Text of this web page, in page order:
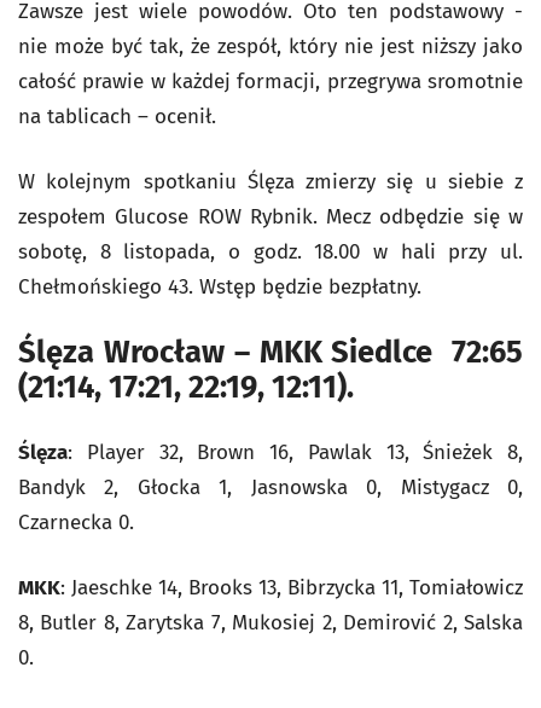
Zawsze jest wiele powodów. Oto ten podstawowy -
nie może być tak, że zespół, który nie jest niższy jako
całość prawie w każdej formacji, przegrywa sromotnie
na tablicach – ocenił.
W kolejnym spotkaniu Ślęza zmierzy się u siebie z
zespołem Glucose ROW Rybnik. Mecz odbędzie się w
sobotę, 8 listopada, o godz. 18.00 w hali przy ul.
Chełmońskiego 43. Wstęp będzie bezpłatny.
Ślęza Wrocław – MKK Siedlce 72:65
(21:14, 17:21, 22:19, 12:11).
Ślęza: Player 32, Brown 16, Pawlak 13, Śnieżek 8,
Bandyk 2, Głocka 1, Jasnowska 0, Mistygacz 0,
Czarnecka 0.
MKK: Jaeschke 14, Brooks 13, Bibrzycka 11, Tomiałowicz
8, Butler 8, Zarytska 7, Mukosiej 2, Demirović 2, Salska
0.